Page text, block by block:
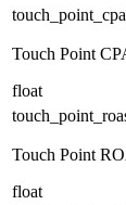
Touch Point
float
Touch Point
float